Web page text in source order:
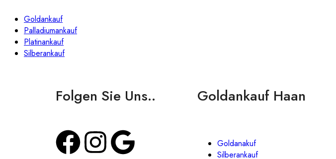
Goldankauf
Palladiumankauf
Platinankauf
Silberankauf
Folgen Sie Uns.. Goldankauf Haan
Goldanakuf
Silberankauf